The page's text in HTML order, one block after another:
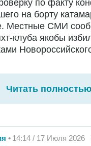
по факту
на борту
Местные СМИ
клуба якобы
Читать полностью
14:14 / 17 Июля 2026